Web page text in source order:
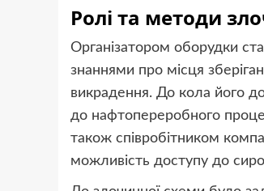
Ролі та методи
Організатором оборудки
знаннями про місця
викрадення. До кола його
до нафтопереробного
також співробітником
можливість доступу до